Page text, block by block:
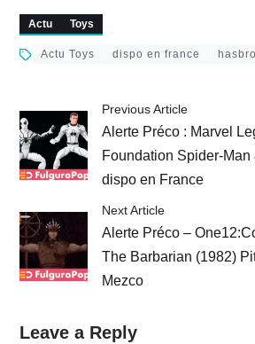
Freakwency et 8-Trax
dispo en France
Actu Toys
Actu Toys dispo en france hasbro
Previous Article
Alerte Préco : Marvel
Foundation Spider-Man
dispo en France
Next Article
Alerte Préco –
The Barbarian (1982)
Mezco
Leave a Reply